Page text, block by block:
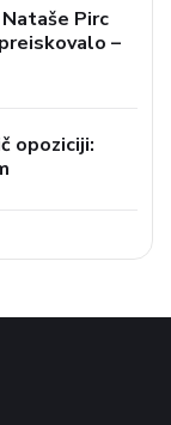
Pirc
–
opoziciji: